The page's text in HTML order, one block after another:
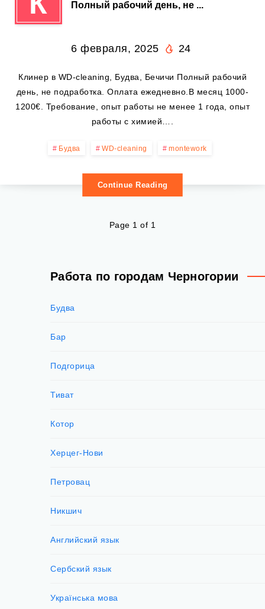
Полный рабочий день, не ...
6 февраля, 2025 24
Клинер в WD-cleaning, Будва, Бечичи Полный рабочий
день, не подработка. Оплата ежедневно.В месяц 1000-
1200€. Требование, опыт работы не менее 1 года, опыт
работы с химией….
Будва WD-cleaning montework
Continue Reading
Page 1 of 1
Работа по городам Черногории
Будва
Бар
Подгорица
Тиват
Котор
Херцег-Нови
Петровац
Никшич
Английский язык
Сербский язык
Українська мова